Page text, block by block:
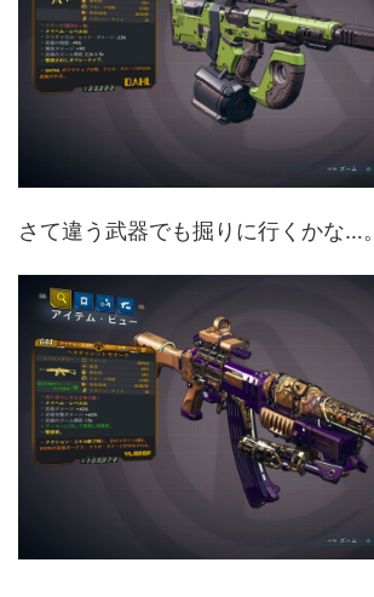
さて違う武器でも掘りに行くかな…。